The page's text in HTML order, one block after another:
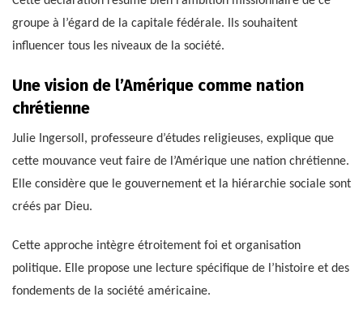
groupe à l’égard de la capitale fédérale. Ils souhaitent
influencer tous les niveaux de la société.
Une vision de l’Amérique comme nation
chrétienne
Julie Ingersoll, professeure d’études religieuses, explique que
cette mouvance veut faire de l’Amérique une nation chrétienne.
Elle considère que le gouvernement et la hiérarchie sociale sont
créés par Dieu.
Cette approche intègre étroitement foi et organisation
politique. Elle propose une lecture spécifique de l’histoire et des
fondements de la société américaine.